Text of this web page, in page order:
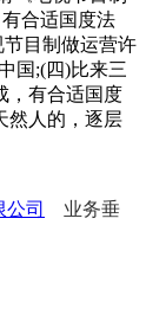
合适国度法
目制做运营许
国;(四)比来三
，有合适国度
然人的，逐层
司
业务垂